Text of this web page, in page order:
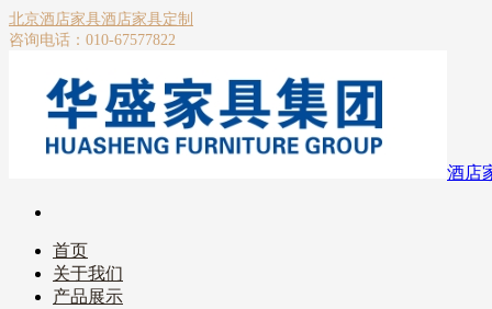
北京酒店家具酒店家具定制
咨询电话：010-67577822
酒店
首页
关于我们
产品展示